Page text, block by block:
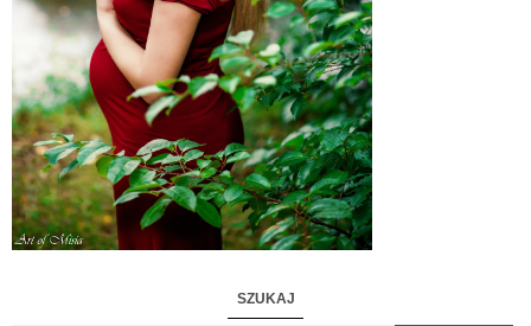
SZUKAJ